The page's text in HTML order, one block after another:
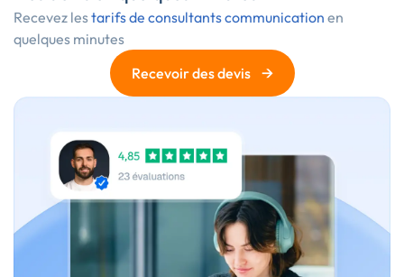
Recevez lestarifs de consultants communication en
quelques minutes
Recevoir des devis
→